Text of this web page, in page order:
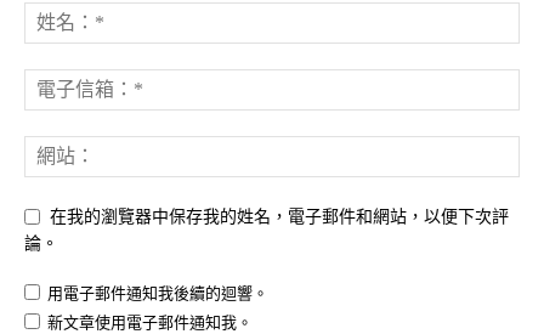
在我的瀏覽器中保存我的姓名，電子郵件和網站，以便下次評
論。
用電子郵件通知我後續的迴響。
新文章使用電子郵件通知我。